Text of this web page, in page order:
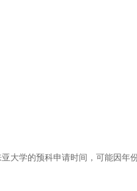
大学的预科申请时间，可能因年